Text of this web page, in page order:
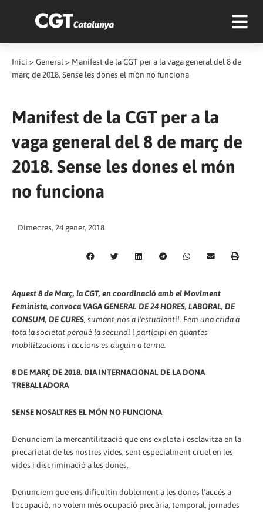
Inici > General > Manifest de la CGT per a la vaga general del 8 de
març de 2018. Sense les dones el món no funciona
Manifest de la CGT per a la
vaga general del 8 de març de
2018. Sense les dones el món
no funciona
Dimecres, 24 gener, 2018
Aquest 8 de Març, la CGT, en coordinació amb el Moviment
Feminista, convoca VAGA GENERAL DE 24 HORES, LABORAL, DE
CONSUM, DE CURES, sumant-nos a l'estudiantil. Fem una crida a
tota la societat perquè la secundi i participi en quantes
mobilitzacions i accions es duguin a terme.
8 DE MARÇ DE 2018. DIA INTERNACIONAL DE LA DONA
TREBALLADORA
SENSE NOSALTRES EL MÓN NO FUNCIONA
Denunciem la mercantilització que ens explota i esclavitza en la
precarietat de les nostres vides, sent especialment cruel en les
vides i discriminació a les dones.
Denunciem que ens dificultin doblement a les dones l'accés a
l'ocupació, no volem més ocupació precària, temporal, jornades